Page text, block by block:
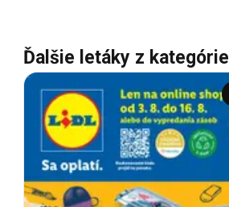
Ďalšie letáky z kategórie